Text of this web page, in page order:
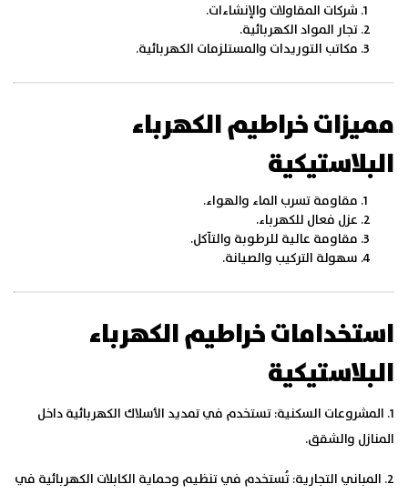
شركات المقاولات والإنشاءات.
تجار المواد الكهربائية.
مكاتب التوريدات والمستلزمات الكهربائية.
مميزات خراطيم الكهرباء
البلاستيكية
مقاومة تسرب الماء والهواء.
عزل فعال للكهرباء.
مقاومة عالية للرطوبة والتآكل.
سهولة التركيب والصيانة.
استخدامات خراطيم الكهرباء
البلاستيكية
1. المشروعات السكنية:
تستخدم في تمديد الأسلاك الكهربائية داخل
المنازل والشقق.
2. المباني التجارية:
تُستخدم في تنظيم وحماية الكابلات الكهربائية في